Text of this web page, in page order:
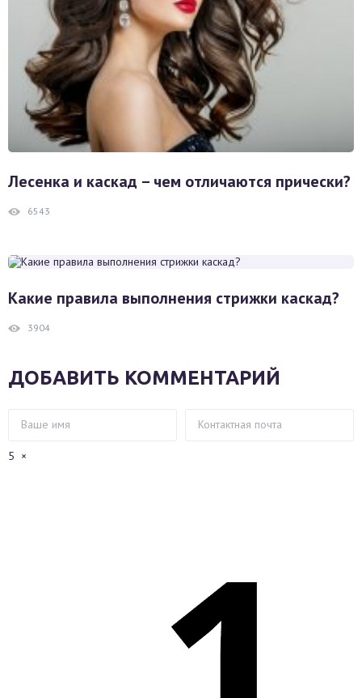
Лесенка и каскад – чем отличаются прически?
6543
Какие правила выполнения стрижки каскад?
3904
ДОБАВИТЬ КОММЕНТАРИЙ
5 ×